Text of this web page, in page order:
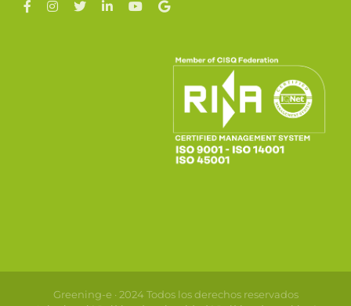
Greening-e · 2024 Todos los derechos reservados